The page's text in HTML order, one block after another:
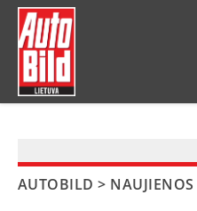
AUTOBILD > NAUJIENOS